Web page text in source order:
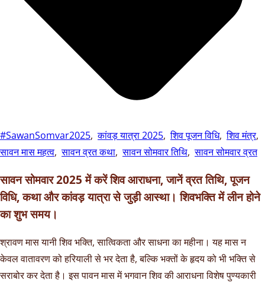
#SawanSomvar2025,कांवड़ यात्रा 2025,शिव पूजन विधि,शिव मंत्र,
सावन मास महत्व,सावन व्रत कथा,सावन सोमवार तिथि,सावन सोमवार व्रत
सावन सोमवार 2025 में करें शिव आराधना, जानें व्रत तिथि, पूजन
विधि, कथा और कांवड़ यात्रा से जुड़ी आस्था। शिवभक्ति में लीन होने
का शुभ समय।
श्रावण मास यानी शिव भक्ति, सात्विकता और साधना का महीना। यह मास न
केवल वातावरण को हरियाली से भर देता है, बल्कि भक्तों के हृदय को भी भक्ति से
सराबोर कर देता है। इस पावन मास में भगवान शिव की आराधना विशेष पुण्यकारी